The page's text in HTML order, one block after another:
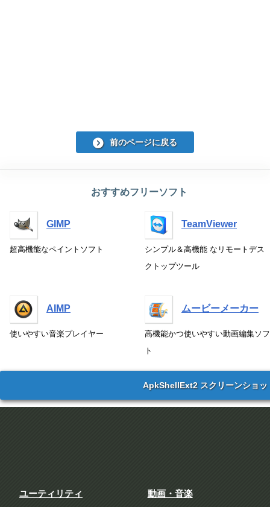
前のページに戻る
おすすめフリーソフト
GIMP
超高機能なペイントソフト
TeamViewer
シンプル＆高機能 なリモートデス
クトップツール
AIMP
使いやすい音楽プレイヤー
ムービーメーカー
高機能かつ使いやすい動画編集ソフ
ト
ApkShellExt2 スクリーンショッ
ユーティリティ 動画・音楽